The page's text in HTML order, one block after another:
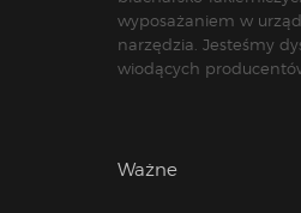
wyposażaniem w
narzędzia. Jesteśmy
wiodących
Ważne